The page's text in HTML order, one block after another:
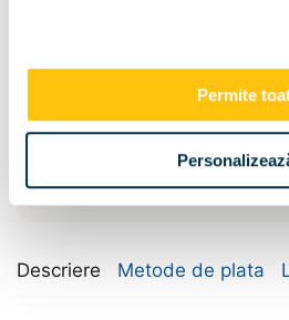
Permite
45
Compartimentare:
Polite
Descriere Metode de plata